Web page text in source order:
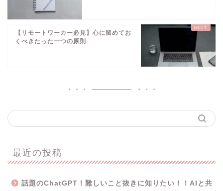
【リモートワーカー必見】心に留めてお
くべきたった一つの原則
最近の投稿
話題のChatGPT！難しいこと抜きに知りたい！！AIと共